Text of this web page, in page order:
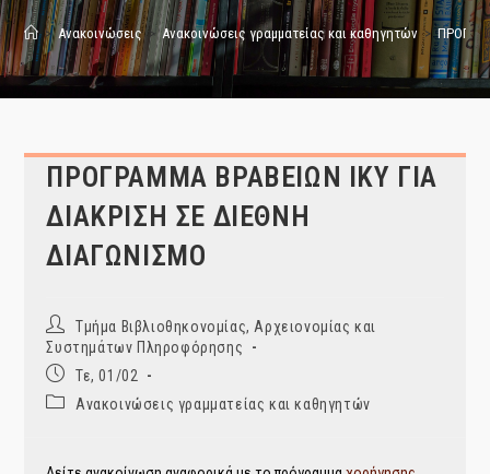
> Ανακοινώσεις > Ανακοινώσεις γραμματείας και καθηγητών >
ΠΡΟΓΡΑΜΜΑ ΒΡΑΒΕΙΩΝ ΙΚΥ ΓΙΑ
ΔΙΑΚΡΙΣΗ ΣΕ ΔΙΕΘΝΗ
ΔΙΑΓΩΝΙΣΜΟ
Post
author:
Τμήμα Βιβλιοθηκονομίας, Αρχειονομίας και
Συστημάτων Πληροφόρησης
Post
published:
Τε, 01/02
PostΑνακοινώσεις γραμματείας και καθηγητών